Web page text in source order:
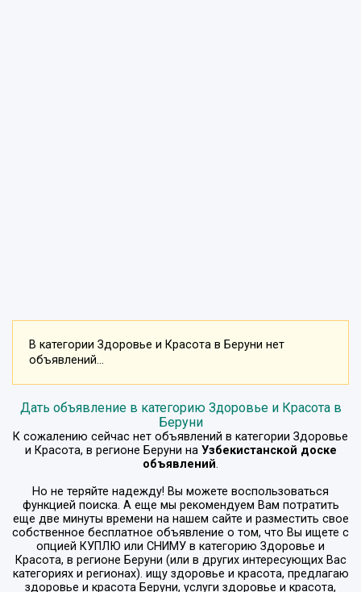
В категории Здоровье и Красота в Беруни нет
объявлений...
Дать объявление в категорию Здоровье и Красота в
Беруни
К сожалению сейчас нет объявлений в категории Здоровье
и Красота, в регионе Беруни на Узбекистанской доске
объявлений.
Но не теряйте надежду! Вы можете воспользоваться
функцией поиска. А еще мы рекомендуем Вам потратить
еще две минуты времени на нашем сайте и разместить свое
собственное бесплатное объявление о том, что Вы ищете с
опцией КУПЛЮ или СНИМУ в категорию Здоровье и
Красота, в регионе Беруни (или в других интересующих Вас
категориях и регионах). ищу здоровье и красота, предлагаю
здоровье и красота Беруни, услуги здоровье и красота,